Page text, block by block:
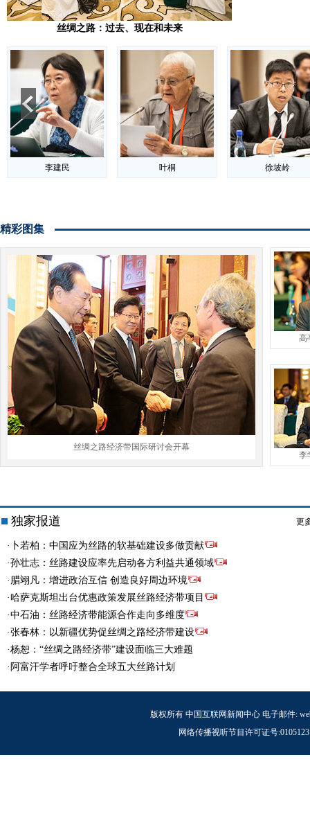
丝绸之路：过去、现在和未来
精彩图集
丝绸之路经济带国际研讨会开幕
高
李
更
独家报道
·卜若柏：中国应为丝路的软基础建设多做贡献
·孙壮志：丝路建设应率先启动各方利益共通领域
·腊翊凡：增进政治互信 创造良好周边环境
·哈萨克斯坦出台优惠政策发展丝路经济带项目
·中石油：丝路经济带能源合作走向多维度
·张春林：以新疆优势促丝绸之路经济带建设
·杨恕：“丝绸之路经济带”建设面临三大难题
·阿富汗学者呼吁整合全球五大丝路计划
版权所有 中国互联网新闻中心 电子邮件:
网络传播视听节目许可证号